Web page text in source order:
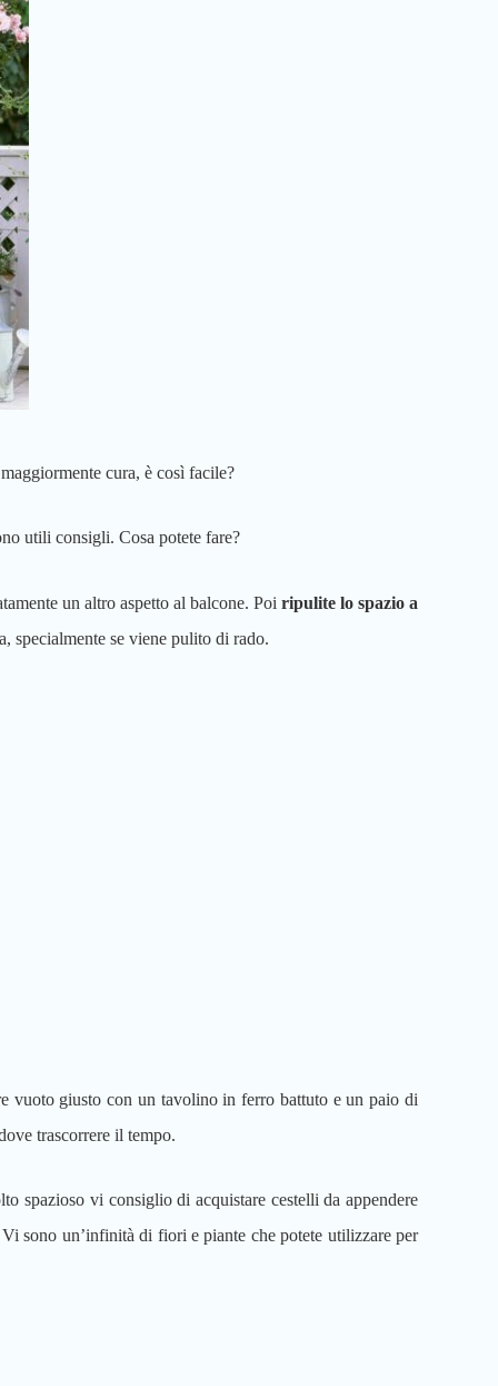
cura, è così facile?
utili consigli. Cosa potete fare?
un altro aspetto al balcone. Poi ripulite lo spazio a
specialmente se viene pulito di rado.
vuoto giusto con un tavolino in ferro battuto e un paio di
trascorrere il tempo.
spazioso vi consiglio di acquistare cestelli da appendere
sono un’infinità di fiori e piante che potete utilizzare per